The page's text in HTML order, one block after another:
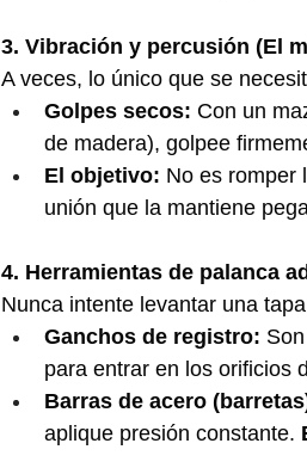
3. Vibración y percusión (El
A veces, lo único que se
Golpes secos: Con un
de madera), golpee
El objetivo: No es romper
unión que la mantiene
4. Herramientas de palanca
Nunca intente levantar una
Ganchos de registro:
para entrar en los orificios
Barras de acero
aplique presión constante.